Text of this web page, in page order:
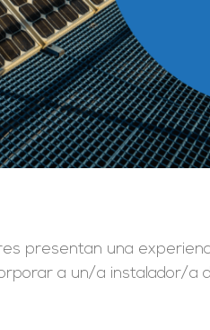
presentan una
a un/a instalador/a